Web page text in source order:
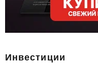
Инвестиции